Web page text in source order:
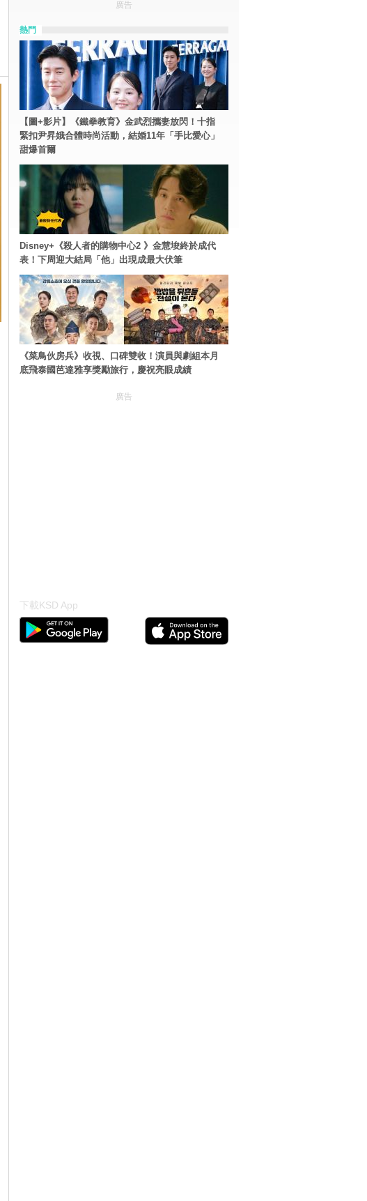
廣告
熱門
【圖+影片】《鐵拳教育》金武烈攜妻放閃！十指
緊扣尹昇娥合體時尚活動，結婚11年「手比愛心」
甜爆首爾
Disney+《殺人者的購物中心2 》金慧埈終於成代
表！下周迎大結局「他」出現成最大伏筆
《菜鳥伙房兵》收視、口碑雙收！演員與劇組本月
底飛泰國芭達雅享獎勵旅行，慶祝亮眼成績
廣告
下載KSD App